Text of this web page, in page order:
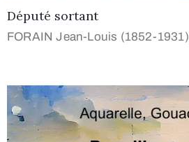
Député sortant
FORAIN Jean-Louis (1852-1931)